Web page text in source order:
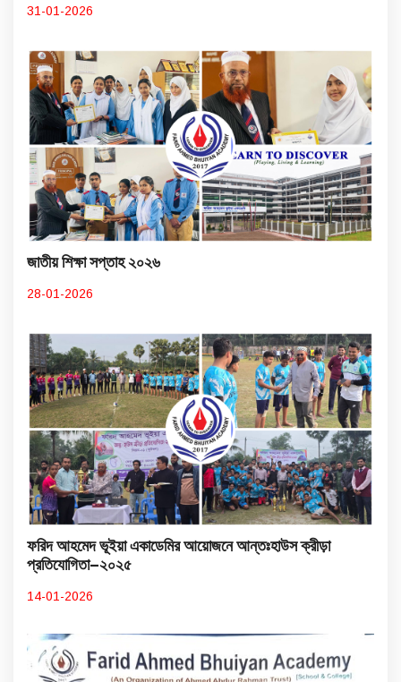
31-01-2026
জাতীয় শিক্ষা সপ্তাহ ২০২৬
28-01-2026
ফরিদ আহমেদ ভূইয়া একাডেমির আয়োজনে আন্তঃহাউস ক্রীড়া
প্রতিযোগিতা–২০২৫
14-01-2026